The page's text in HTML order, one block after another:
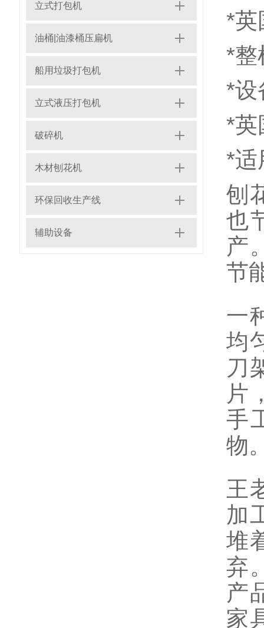
立式打包机
油桶|油漆桶压扁机
船用垃圾打包机
立式液压打包机
破碎机
木材刨花机
环保回收生产线
辅助设备
*英
*整
*设
*英
*适
刨
也
产
节
一
均
刀
片
手
物
王
加
堆
弃
产
家